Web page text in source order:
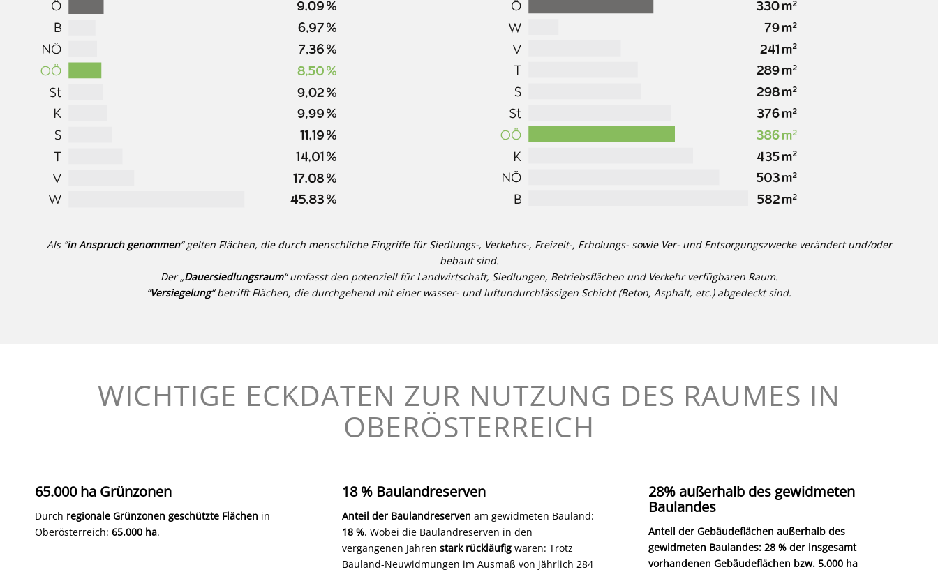
Als ”in Anspruch genommen“ gelten Flächen, die durch menschliche Eingriffe für Siedlungs-, Verkehrs-, Freizeit-, Erholungs- sowie Ver- und Entsorgungszwecke verändert und/oder
bebaut sind.
Der „Dauersiedlungsraum“ umfasst den potenziell für Landwirtschaft, Siedlungen, Betriebsflächen und Verkehr verfügbaren Raum.
”Versiegelung“ betrifft Flächen, die durchgehend mit einer wasser- und luftundurchlässigen Schicht (Beton, Asphalt, etc.) abgedeckt sind.
WICHTIGE ECKDATEN ZUR NUTZUNG DES RAUMES IN
OBERÖSTERREICH
65.000 ha Grünzonen
Durch regionale Grünzonen geschützte Flächen in
Oberösterreich: 65.000 ha.
18 % Baulandreserven
Anteil der Baulandreserven am gewidmeten Bauland:
18 %. Wobei die Baulandreserven in den
vergangenen Jahren stark rückläufigwaren: Trotz
Bauland-Neuwidmungen im Ausmaß von jährlich 284
28% außerhalb des gewidmeten
Baulandes
Anteil der Gebäudeflächen außerhalb des
gewidmeten Baulandes: 28 % der insgesamt
vorhandenen Gebäudeflächen bzw. 5.000 ha